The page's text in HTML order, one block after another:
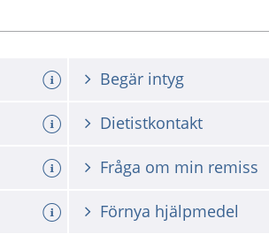
Begär intyg
Dietistkontakt
Fråga om min remiss
Förnya hjälpmedel